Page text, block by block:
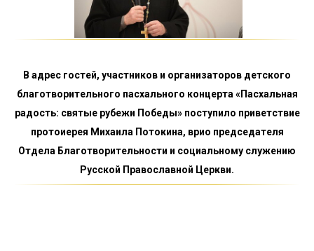
В адрес гостей, участников и организаторов детского
благотворительного пасхального концерта «Пасхальная
радость: святые рубежи Победы» поступило приветствие
протоиерея Михаила Потокина, врио председателя
Отдела Благотворительности и социальному служению
Русской Православной Церкви.